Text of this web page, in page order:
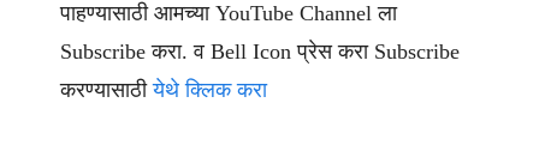
पाहण्यासाठी आमच्या YouTube Channel ला
Subscribe करा. व Bell Icon प्रेस करा Subscribe
करण्यासाठीयेथे क्लिक करा